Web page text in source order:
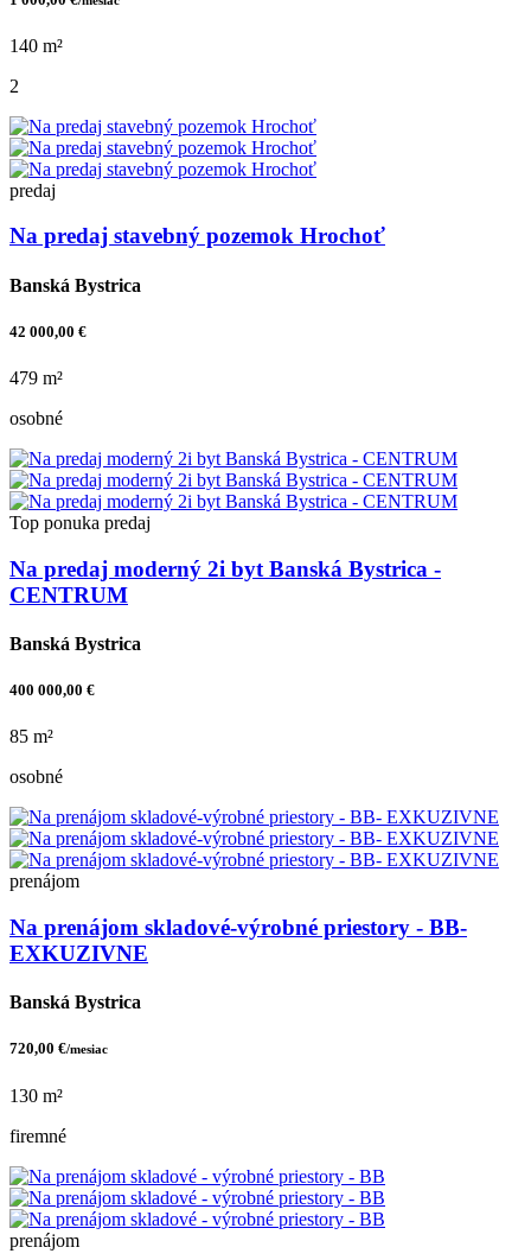
140 m²
2
predaj
Na predaj stavebný pozemok Hrochoť
Banská Bystrica
42 000,00 €
479 m²
osobné
Top ponuka predaj
Na predaj moderný 2i byt Banská Bystrica -
CENTRUM
Banská Bystrica
400 000,00 €
85 m²
osobné
prenájom
Na prenájom skladové-výrobné priestory - BB-
EXKUZIVNE
Banská Bystrica
720,00 €/mesiac
130 m²
firemné
prenájom